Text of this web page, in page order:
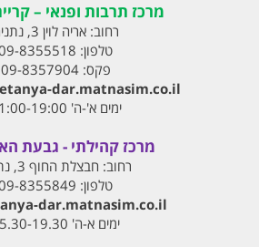
מרכז תרבות ופנאי –
רחוב:אריה לוין 3, נתניה
טלפון: 8355518
פקס:09-8357904
dar.matnasim.co.il
ימים א'-ה' 11:00-19:00
מרכז קהילתי - גבעת
רחוב: חבצלת החוף 3, נתניה
טלפון: 8355849
dar.matnasim.co.il‏
ימים א-ה' 15.30-19.30